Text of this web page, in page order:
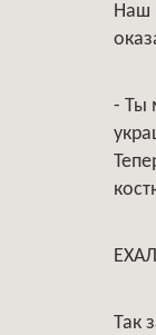
Наш
- Ты
Так